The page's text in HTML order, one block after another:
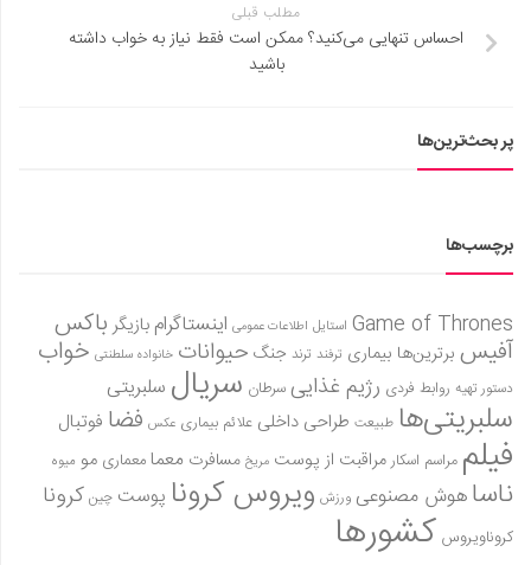
مطلب قبلی
احساس تنهایی می‌کنید؟ ممکن است فقط نیاز به خواب داشته
باشید
پر بحث‌ترین‌ها
برچسب‌ها
Game of Thrones استایل اطلاعات عمومی اینستاگرام بازیگر باکس
آفیس برترین‌ها بیماری ترفند ترند جنگ حیوانات خانواده سلطنتی خواب
دستور تهیه روابط فردی رژیم غذاییسرطان سریال سلبریتی
سلبریتی‌ها طبیعت طراحی داخلی علائم بیماری عکس فضا فوتبال
فیلم مراسم اسکارمراقبت از پوست مریخ مسافرت معمامعماری مو میوه
ناساهوش مصنوعی ورزش ویروس کرونا پوست چین کرونا
کروناویروس کشورها